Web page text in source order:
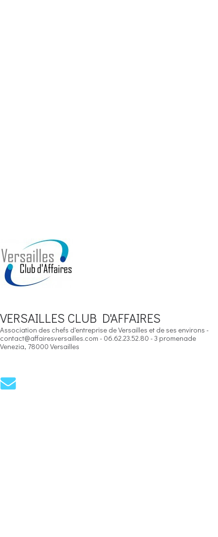
VERSAILLES CLUB D'AFFAIRES
Association des chefs d'entreprise de Versailles et de ses environs -
contact@affairesversailles.com - 06.62.23.52.80 - 3 promenade
Venezia, 78000 Versailles